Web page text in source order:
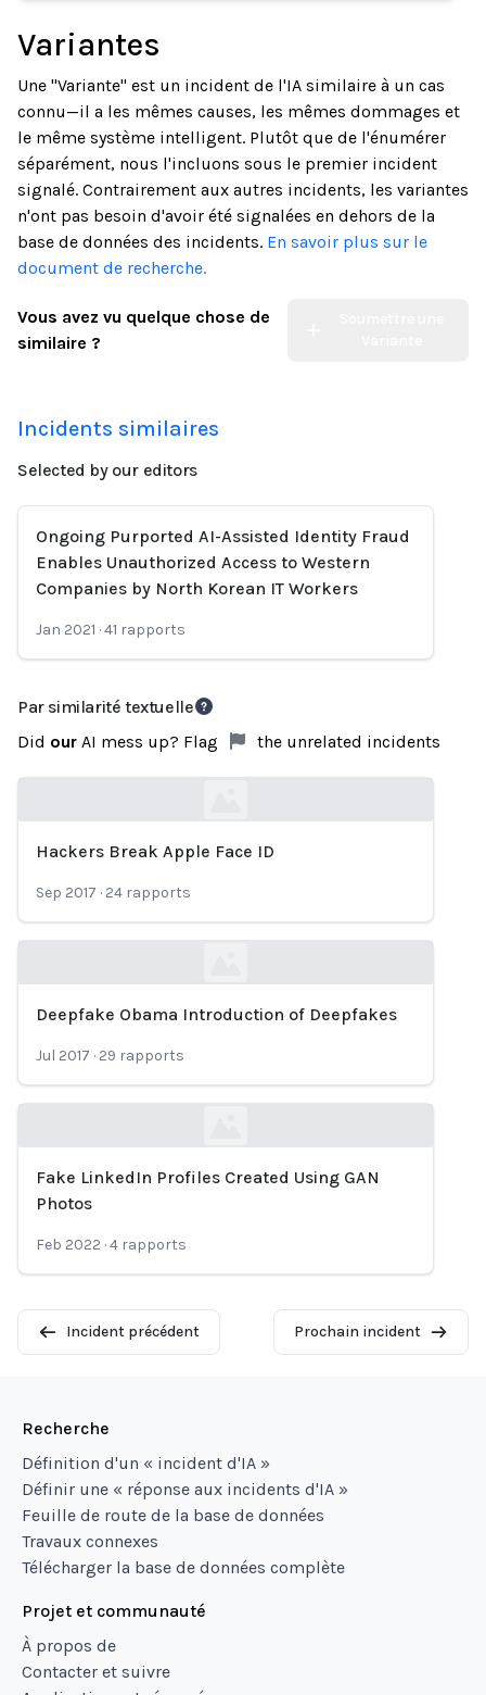
Variantes
Une "Variante" est un incident de l'IA similaire à un cas
connu—il a les mêmes causes, les mêmes dommages et
le même système intelligent. Plutôt que de l'énumérer
séparément, nous l'incluons sous le premier incident
signalé. Contrairement aux autres incidents, les variantes
n'ont pas besoin d'avoir été signalées en dehors de la
base de données des incidents. En savoir plus sur le
document de recherche.
Vous avez vu quelque chose de
similaire ?
Incidents similaires
Selected by our editors
Ongoing Purported AI-Assisted Identity Fraud
Enables Unauthorized Access to Western
Companies by North Korean IT Workers
Jan 2021 ·41 rapports
Par similarité textuelle
Did our AI mess up? Flag the unrelated incidents
Hackers Break Apple Face ID
Sep 2017 · 24 rapports
Loading...
Deepfake Obama Introduction of Deepfakes
Jul 2017 · 29 rapports
Loading...
Fake LinkedIn Profiles Created Using GAN
Photos
Feb 2022 ·4 rapports
Incident précédent Prochain incident
Recherche
Définition d'un « incident d'IA »
Définir une « réponse aux incidents d'IA »
Feuille de route de la base de données
Travaux connexes
Télécharger la base de données complète
Projet et communauté
À propos de
Contacter et suivre